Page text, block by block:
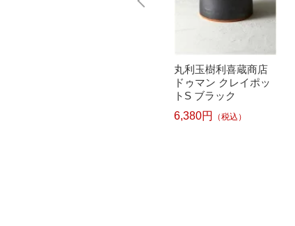
丸利玉樹利喜蔵商店
ドゥマン クレイポッ
トS ブラック
6,380円
（税込）